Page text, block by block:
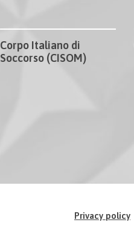
Corpo Italiano di
Soccorso (CISOM)
Privacy policy